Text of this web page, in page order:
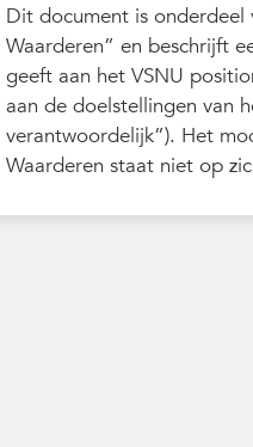
Dit document is onderdeel
Waarderen” en beschrijft
geeft aan het VSNU
aan de doelstellingen van
verantwoordelijk”). Het
Waarderen staat niet op